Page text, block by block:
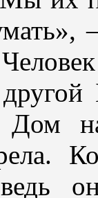
Дом